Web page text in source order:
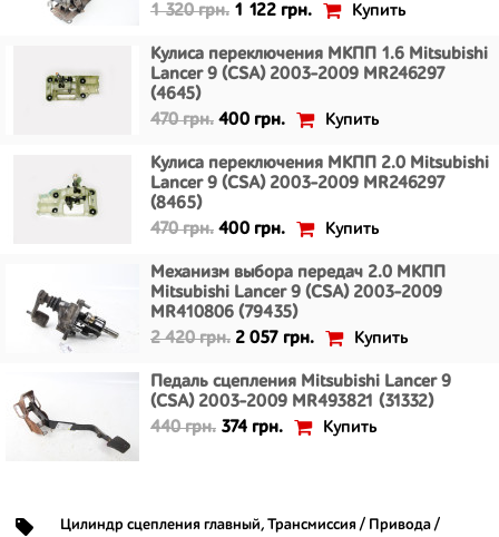
1 320 грн. 1 122 грн. Купить
Кулиса переключения МКПП 1.6 Mitsubishi
Lancer 9 (CSA) 2003-2009 MR246297
(4645)
470 грн. 400 грн. Купить
Кулиса переключения МКПП 2.0 Mitsubishi
Lancer 9 (CSA) 2003-2009 MR246297
(8465)
470 грн. 400 грн. Купить
Механизм выбора передач 2.0 МКПП
Mitsubishi Lancer 9 (CSA) 2003-2009
MR410806 (79435)
2 420 грн. 2 057 грн. Купить
Педаль сцепления Mitsubishi Lancer 9
(CSA) 2003-2009 MR493821 (31332)
440 грн. 374 грн. Купить
Цилиндр сцепления главный, Трансмиссия / Привода /